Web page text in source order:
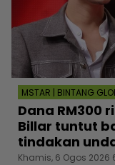
MSTAR | BINTANG
Dana RM300
Billar tuntut
tindakan
Khamis, 6 Ogos 2026